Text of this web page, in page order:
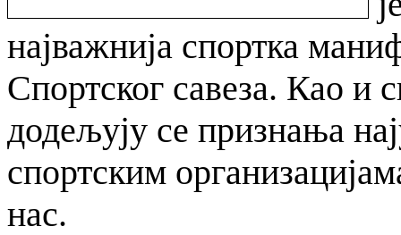
најважнија спортка
Спортског савеза. Као и
додељују се признања
спортским
нас.